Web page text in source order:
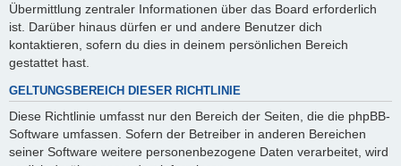
Übermittlung zentraler Informationen über das Board erforderlich
ist. Darüber hinaus dürfen er und andere Benutzer dich
kontaktieren, sofern du dies in deinem persönlichen Bereich
gestattet hast.
GELTUNGSBEREICH DIESER RICHTLINIE
Diese Richtlinie umfasst nur den Bereich der Seiten, die die phpBB-
Software umfassen. Sofern der Betreiber in anderen Bereichen
seiner Software weitere personenbezogene Daten verarbeitet, wird